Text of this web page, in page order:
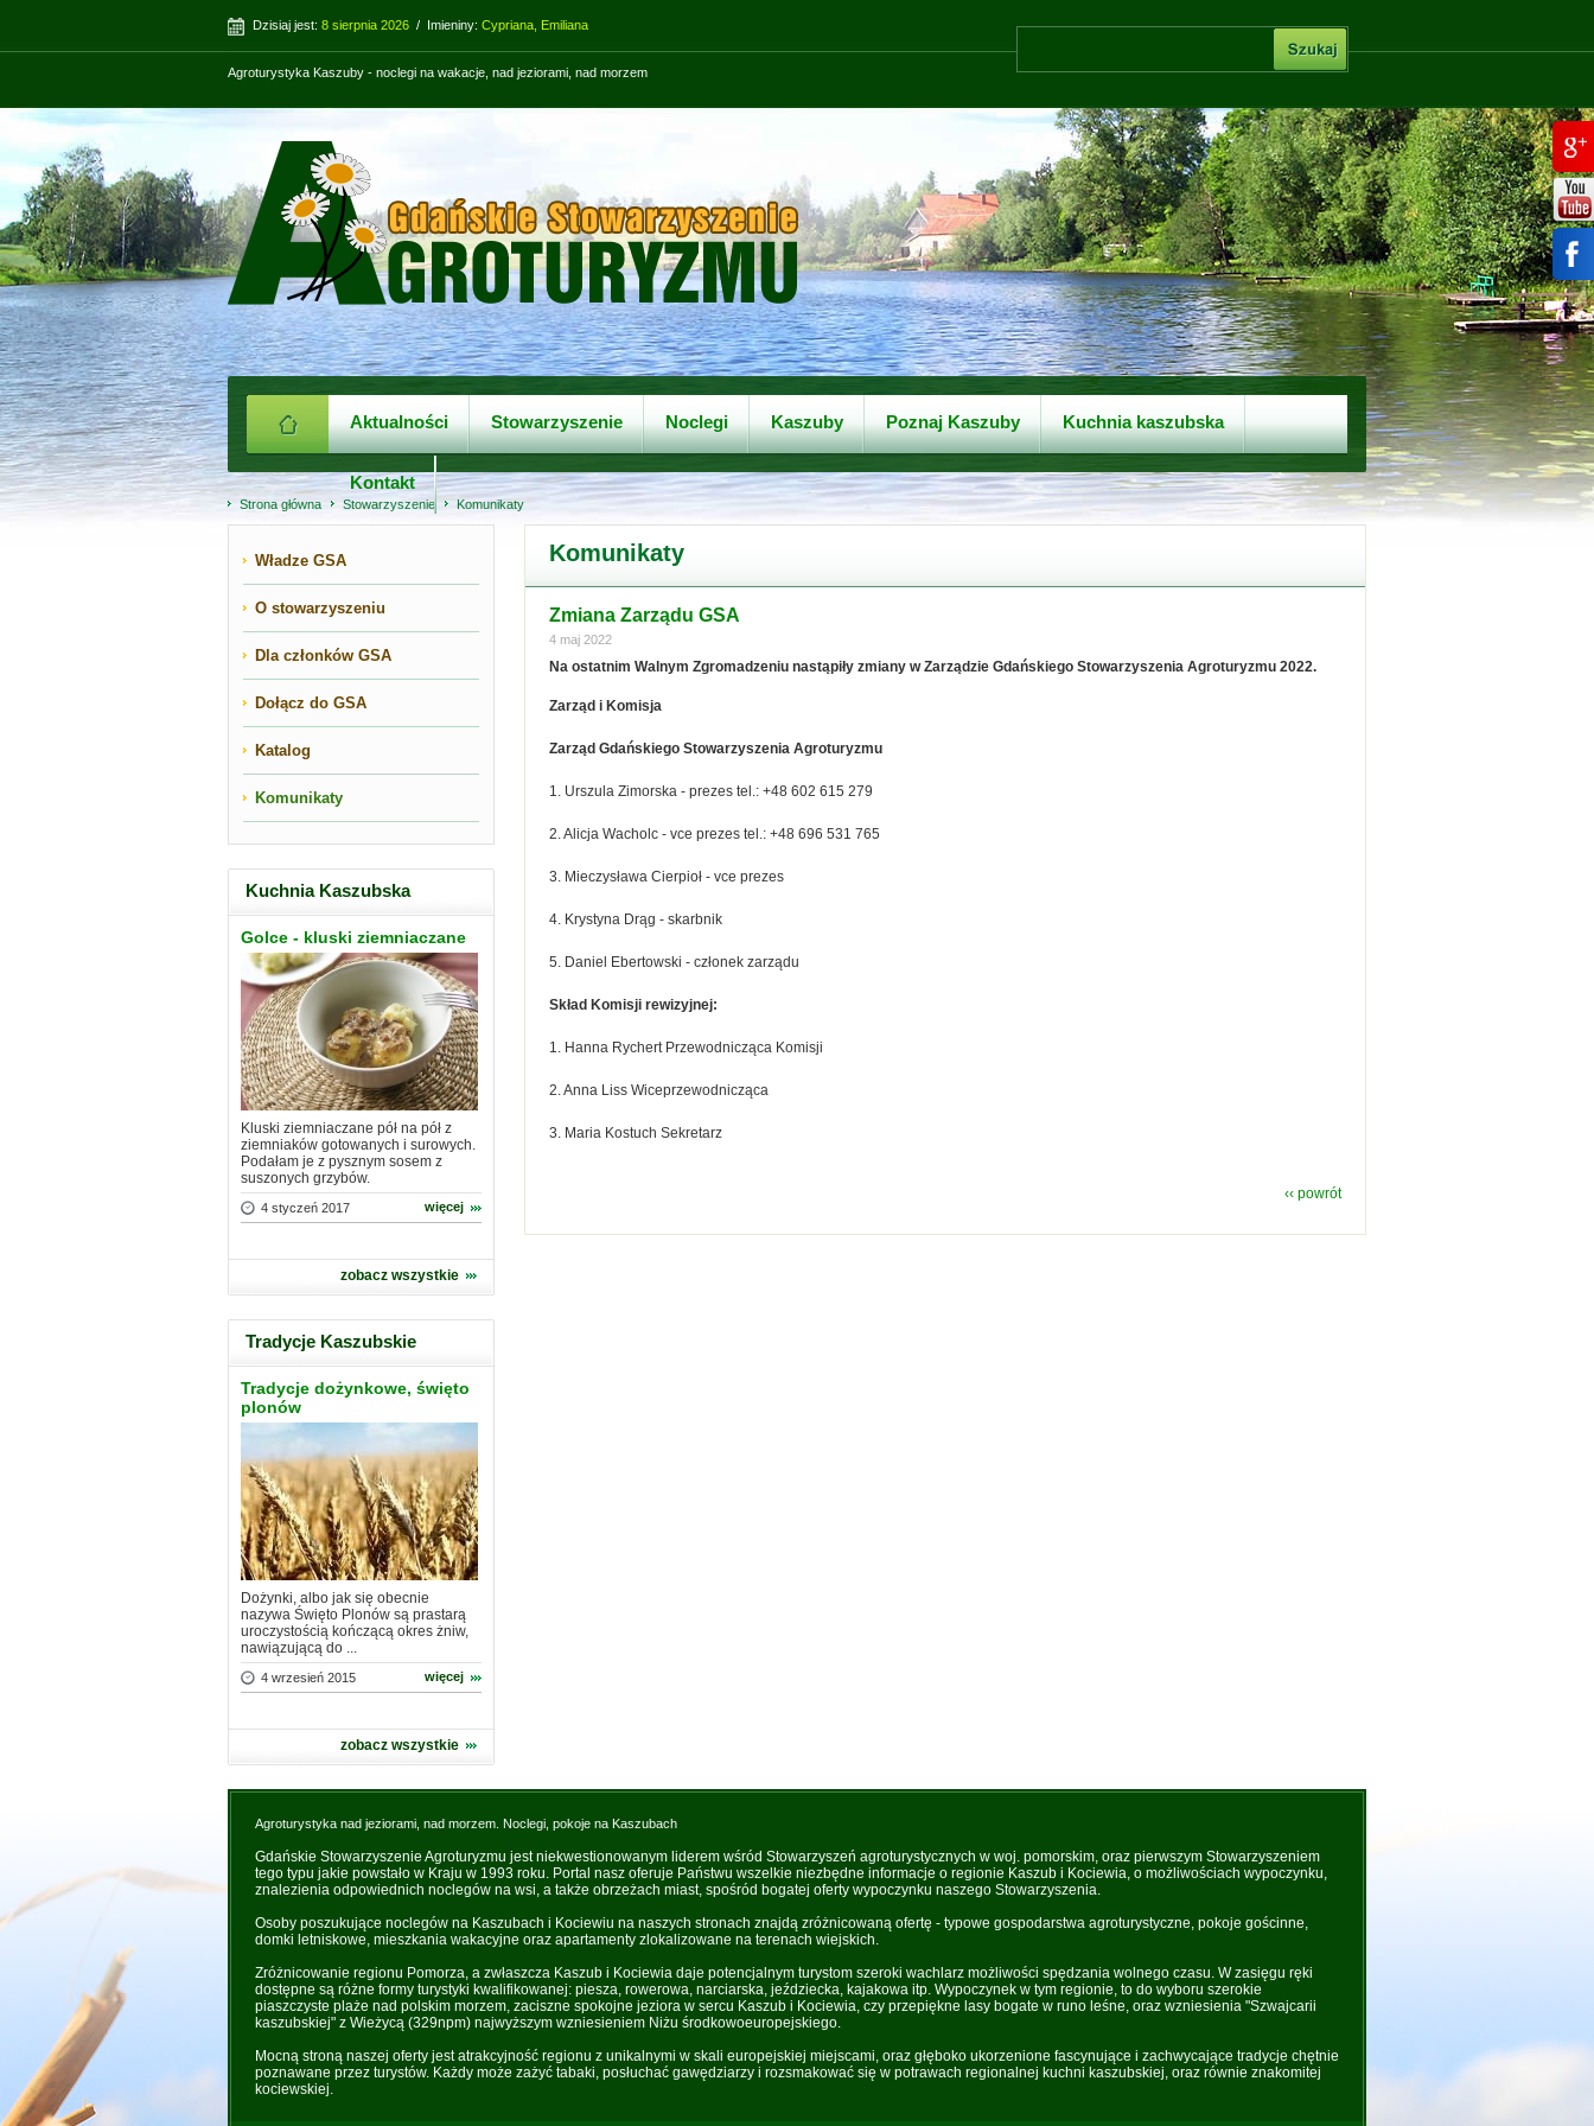
Dzisiaj jest: 8 sierpnia 2026 / Imieniny: Cypriana, Emiliana
Agroturystyka Kaszuby - noclegi na wakacje, nad jeziorami, nad morzem
Aktualności Stowarzyszenie Noclegi Kaszuby Poznaj Kaszuby Kuchnia kaszubska
Kontakt
Strona główna Stowarzyszenie Komunikaty
Władze GSA
O stowarzyszeniu
Dla członków GSA
Dołącz do GSA
Katalog
Komunikaty
Kuchnia Kaszubska
Golce - kluski ziemniaczane
Kluski ziemniaczane pół na pół z
ziemniaków gotowanych i surowych.
Podałam je z pysznym sosem z
suszonych grzybów.
4 styczeń 2017 więcej
zobacz wszystkie
Tradycje Kaszubskie
Tradycje dożynkowe, święto
plonów
Dożynki, albo jak się obecnie
nazywa Święto Plonów są prastarą
uroczystością kończącą okres żniw,
nawiązującą do ...
4 wrzesień 2015 więcej
zobacz wszystkie
Komunikaty
Zmiana Zarządu GSA
4 maj 2022
Na ostatnim Walnym Zgromadzeniu nastąpiły zmiany w Zarządzie Gdańskiego Stowarzyszenia Agroturyzmu 2022.
Zarząd i Komisja
Zarząd Gdańskiego Stowarzyszenia Agroturyzmu
1. Urszula Zimorska - prezes tel.: +48 602 615 279
2. Alicja Wacholc - vce prezes tel.: +48 696 531 765
3. Mieczysława Cierpioł - vce prezes
4. Krystyna Drąg - skarbnik
5. Daniel Ebertowski - członek zarządu
Skład Komisji rewizyjnej:
1. Hanna Rychert Przewodnicząca Komisji
2. Anna Liss Wiceprzewodnicząca
3. Maria Kostuch Sekretarz
‹‹ powrót
Agroturystyka nad jeziorami, nad morzem. Noclegi, pokoje na Kaszubach
Gdańskie Stowarzyszenie Agroturyzmu jest niekwestionowanym liderem wśród Stowarzyszeń agroturystycznych w woj. pomorskim, oraz pierwszym Stowarzyszeniem
tego typu jakie powstało w Kraju w 1993 roku. Portal nasz oferuje Państwu wszelkie niezbędne informacje o regionie Kaszub i Kociewia, o możliwościach wypoczynku,
znalezienia odpowiednich noclegów na wsi, a także obrzeżach miast, spośród bogatej oferty wypoczynku naszego Stowarzyszenia.
Osoby poszukujące noclegów na Kaszubach i Kociewiu na naszych stronach znajdą zróżnicowaną ofertę - typowe gospodarstwa agroturystyczne, pokoje gościnne,
domki letniskowe, mieszkania wakacyjne oraz apartamenty zlokalizowane na terenach wiejskich.
Zróżnicowanie regionu Pomorza, a zwłaszcza Kaszub i Kociewia daje potencjalnym turystom szeroki wachlarz możliwości spędzania wolnego czasu. W zasięgu ręki
dostępne są różne formy turystyki kwalifikowanej: piesza, rowerowa, narciarska, jeździecka, kajakowa itp. Wypoczynek w tym regionie, to do wyboru szerokie
piaszczyste plaże nad polskim morzem, zaciszne spokojne jeziora w sercu Kaszub i Kociewia, czy przepiękne lasy bogate w runo leśne, oraz wzniesienia "Szwajcarii
kaszubskiej" z Wieżycą (329npm) najwyższym wzniesieniem Niżu środkowoeuropejskiego.
Mocną stroną naszej oferty jest atrakcyjność regionu z unikalnymi w skali europejskiej miejscami, oraz głęboko ukorzenione fascynujące i zachwycające tradycje chętnie
poznawane przez turystów. Każdy może zażyć tabaki, posłuchać gawędziarzy i rozsmakować się w potrawach regionalnej kuchni kaszubskiej, oraz równie znakomitej
kociewskiej.